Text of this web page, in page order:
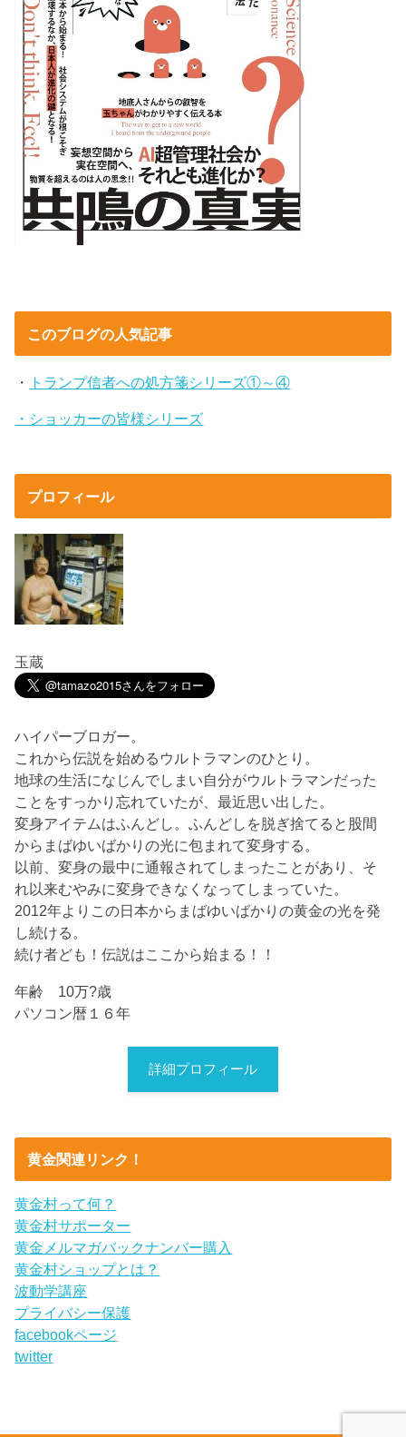
このブログの人気記事
・ トランプ信者への処方箋シリーズ①～④
・ショッカーの皆様シリーズ
プロフィール
玉蔵
ハイパーブロガー。
これから伝説を始めるウルトラマンのひとり。
地球の生活になじんでしまい自分がウルトラマンだった
ことをすっかり忘れていたが、最近思い出した。
変身アイテムはふんどし。ふんどしを脱ぎ捨てると股間
からまばゆいばかりの光に包まれて変身する。
以前、変身の最中に通報されてしまったことがあり、そ
れ以来むやみに変身できなくなってしまっていた。
2012年よりこの日本からまばゆいばかりの黄金の光を発
し続ける。
続け者ども！伝説はここから始まる！！
年齢 10万?歳
パソコン暦１６年
詳細プロフィール
黄金関連リンク！
黄金村って何？
黄金村サポーター
黄金メルマガバックナンバー購入
黄金村ショップとは？
波動学講座
プライバシー保護
facebookページ
twitter